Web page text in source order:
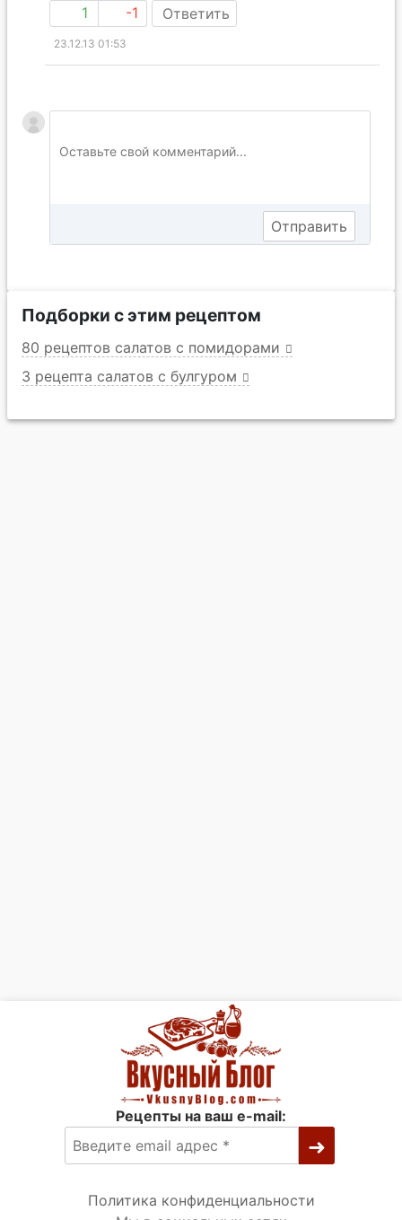
1 -1 Ответить
23.12.13 01:53
Подборки с этим рецептом
80 рецептов салатов с помидорами
3 рецепта салатов с булгуром
Рецепты на ваш e-mail:
Политика конфиденциальности